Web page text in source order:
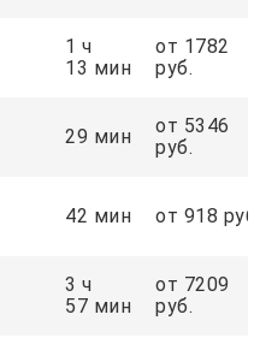
1 ч
13 мин
от 1782
руб.
29 мин
от 5346
руб.
42 мин от 918 руб.
3 ч
57 мин
от 7209
руб.